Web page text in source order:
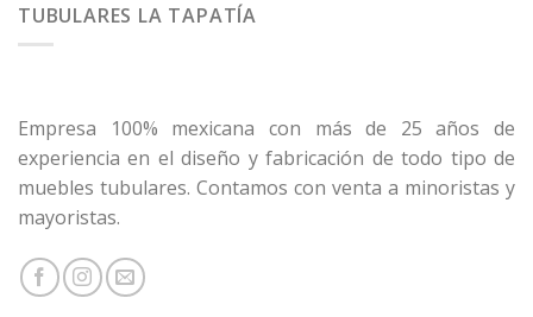
TUBULARES LA TAPATÍA
Empresa 100% mexicana con más de 25 años de
experiencia en el diseño y fabricación de todo tipo de
muebles tubulares. Contamos con venta a minoristas y
mayoristas.